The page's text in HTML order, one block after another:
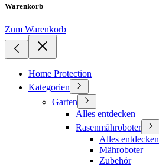
Warenkorb
Zum Warenkorb
Home Protection
Kategorien
Garten
Alles entdecken
Rasenmähroboter
Alles entdecken
Mähroboter
Zubehör